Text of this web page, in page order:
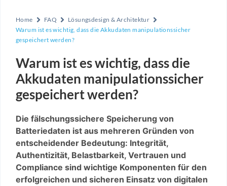
Home FAQ
Lösungsdesign & Architektur
Warum ist es wichtig, dass die Akkudaten manipulationssicher
gespeichert werden?
Warum ist es wichtig, dass die
Akkudaten manipulationssicher
gespeichert werden?
Die fälschungssichere Speicherung von
Batteriedaten ist aus mehreren Gründen von
entscheidender Bedeutung: Integrität,
Authentizität, Belastbarkeit, Vertrauen und
Compliance sind wichtige Komponenten für den
erfolgreichen und sicheren Einsatz von digitalen